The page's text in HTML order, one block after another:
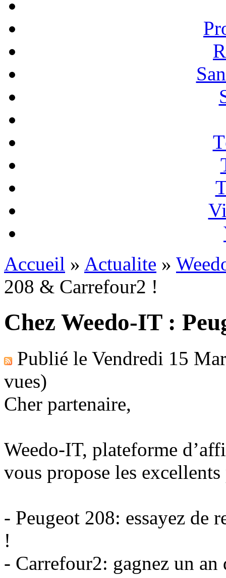
Accueil » Actualite »
208 & Carrefour2 !
Chez Weedo-IT :
Publié le Vendredi 15
vues)
Cher partenaire,
Weedo-IT, plateforme
vous propose les
- Peugeot 208: essayez de
!
- Carrefour2: gagnez un an